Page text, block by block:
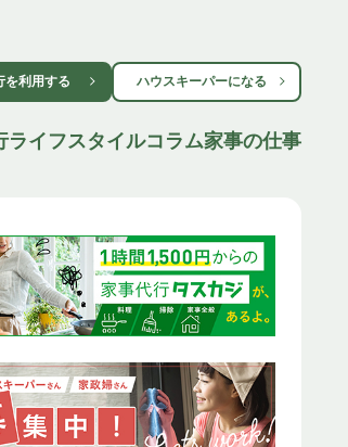
を利用する ハウスキーパーになる
ライフスタイルコラム家事の仕事